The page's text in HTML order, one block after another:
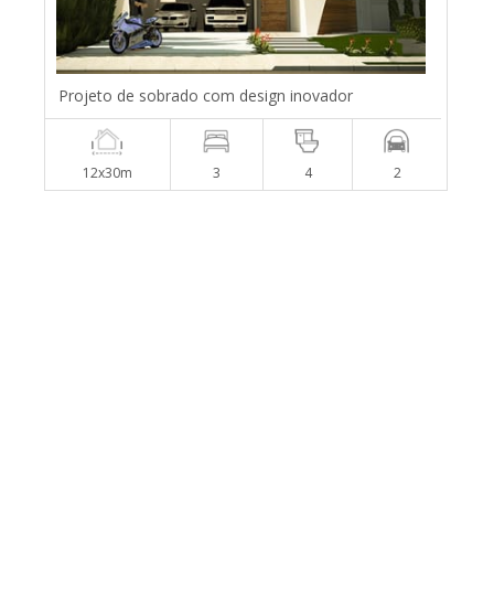
Projeto de sobrado com design inovador
12x30m 3 4 2